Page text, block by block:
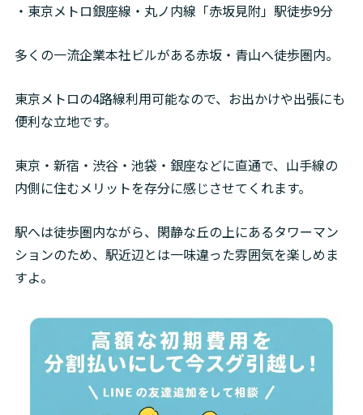
・東京メトロ銀座線・丸ノ内線「赤坂見附」駅徒歩9分
多くの一流企業本社ビルがある赤坂・青山へ徒歩圏内。
東京メトロの4路線利用可能なので、お出かけや出張にも
便利な立地です。
東京・新宿・渋谷・池袋・銀座などに直通で、山手線の
内側に住むメリットを存分に感じさせてくれます。
駅へは徒歩圏内ながら、閑静な丘の上にあるタワーマン
ションのため、駅近辺とは一味違った雰囲気を楽しめま
すよ。